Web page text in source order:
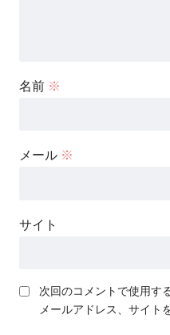
名前 ※
メール ※
サイト
次回のコメントで使用す
メールアドレス、サイト